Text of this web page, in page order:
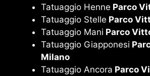
Tatuaggio Henne Parco
Tatuaggio Stelle Parco
Tatuaggio Mani Parco
Tatuaggio Giapponesi
Milano
Tatuaggio Ancora Parco